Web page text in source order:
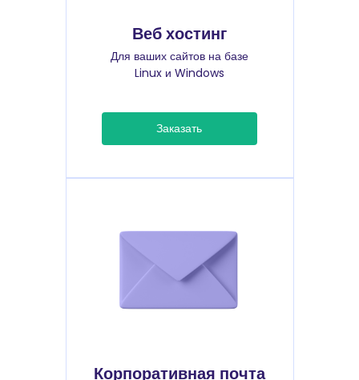
Веб хостинг
Для ваших сайтов на базе
Linux и Windows
Заказать
Корпоративная почта